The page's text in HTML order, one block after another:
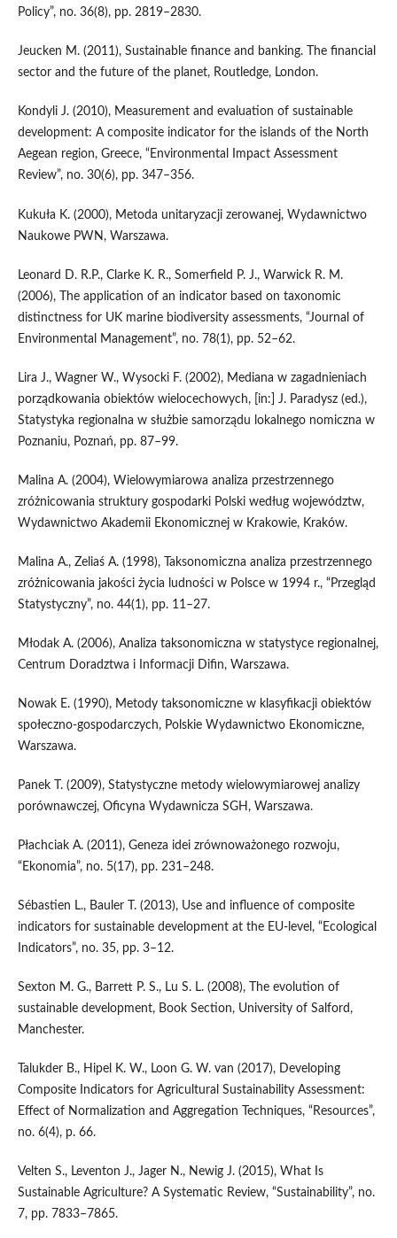
Policy”, no. 36(8), pp. 2819–2830.
Jeucken M. (2011), Sustainable finance and banking. The financial
sector and the future of the planet, Routledge, London.
Kondyli J. (2010), Measurement and evaluation of sustainable
development: A composite indicator for the islands of the North
Aegean region, Greece, “Environmental Impact Assessment
Review”, no. 30(6), pp. 347–356.
Kukuła K. (2000), Metoda unitaryzacji zerowanej, Wydawnictwo
Naukowe PWN, Warszawa.
Leonard D. R.P., Clarke K. R., Somerfield P. J., Warwick R. M.
(2006), The application of an indicator based on taxonomic
distinctness for UK marine biodiversity assessments, “Journal of
Environmental Management”, no. 78(1), pp. 52–62.
Lira J., Wagner W., Wysocki F. (2002), Mediana w zagadnieniach
porządkowania obiektów wielocechowych, [in:] J. Paradysz (ed.),
Statystyka regionalna w służbie samorządu lokalnego nomiczna w
Poznaniu, Poznań, pp. 87–99.
Malina A. (2004), Wielowymiarowa analiza przestrzennego
zróżnicowania struktury gospodarki Polski według województw,
Wydawnictwo Akademii Ekonomicznej w Krakowie, Kraków.
Malina A., Zeliaś A. (1998), Taksonomiczna analiza przestrzennego
zróżnicowania jakości życia ludności w Polsce w 1994 r., “Przegląd
Statystyczny”, no. 44(1), pp. 11–27.
Młodak A. (2006), Analiza taksonomiczna w statystyce regionalnej,
Centrum Doradztwa i Informacji Difin, Warszawa.
Nowak E. (1990), Metody taksonomiczne w klasyfikacji obiektów
społeczno‑gospodarczych, Polskie Wydawnictwo Ekonomiczne,
Warszawa.
Panek T. (2009), Statystyczne metody wielowymiarowej analizy
porównawczej, Oficyna Wydawnicza SGH, Warszawa.
Płachciak A. (2011), Geneza idei zrównoważonego rozwoju,
“Ekonomia”, no. 5(17), pp. 231–248.
Sébastien L., Bauler T. (2013), Use and influence of composite
indicators for sustainable development at the EU‑level, “Ecological
Indicators”, no. 35, pp. 3–12.
Sexton M. G., Barrett P. S., Lu S. L. (2008), The evolution of
sustainable development, Book Section, University of Salford,
Manchester.
Talukder B., Hipel K. W., Loon G. W. van (2017), Developing
Composite Indicators for Agricultural Sustainability Assessment:
Effect of Normalization and Aggregation Techniques, “Resources”,
no. 6(4), p. 66.
Velten S., Leventon J., Jager N., Newig J. (2015), What Is
Sustainable Agriculture? A Systematic Review, “Sustainability”, no.
7, pp. 7833–7865.